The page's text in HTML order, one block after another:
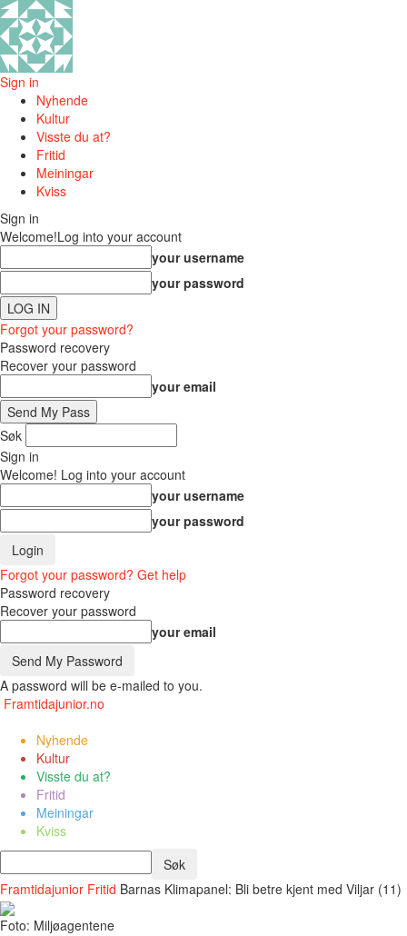
Sign in
Nyhende
Kultur
Visste du at?
Fritid
Meiningar
Kviss
Sign in
Welcome!Log into your account
your username
your password
Forgot your password?
Password recovery
Recover your password
your email
Søk
Sign in
Welcome! Log into your account
your username
your password
Forgot your password? Get help
Password recovery
Recover your password
your email
A password will be e-mailed to you.
Framtidajunior.no
Nyhende
Kultur
Visste du at?
Fritid
Meiningar
Kviss
Framtidajunior Fritid Barnas Klimapanel: Bli betre kjent med Viljar (11)
Foto: Miljøagentene